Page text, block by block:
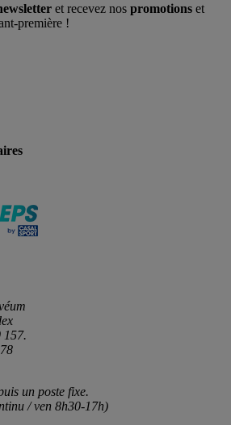
et recevez nos promotions et
première !
157.
un poste fixe.
/ ven 8h30-17h)